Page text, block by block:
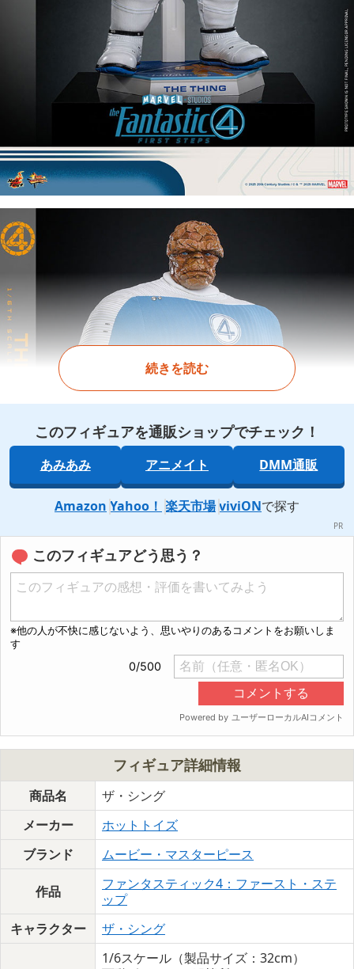
続きを読む
このフィギュアを通販ショップでチェック！
あみあみ アニメイト DMM通販
Amazon Yahoo！ 楽天市場 viviONで探す
このフィギュアどう思う？
フィギュア詳細情報
商品名
ザ・シング
メーカー
ホットトイズ
ブランド
ムービー・マスターピース
作品
ファンタスティック4：ファースト・ステ
ップ
キャラクター
ザ・シング
1/6スケール（製品サイズ：32cm）